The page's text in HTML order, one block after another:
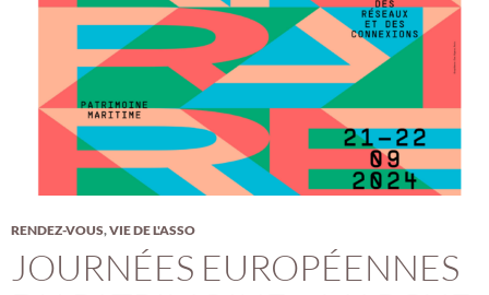
RENDEZ-VOUS,VIE DE L'ASSO
JOURNÉES EUROPÉENNES